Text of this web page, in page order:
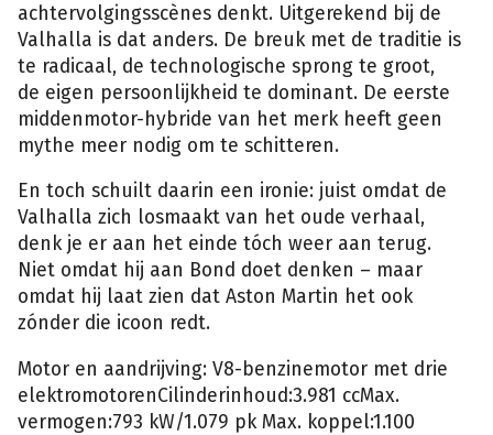
achtervolgingsscènes denkt. Uitgerekend bij de
Valhalla is dat anders. De breuk met de traditie is
te radicaal, de technologische sprong te groot,
de eigen persoonlijkheid te dominant. De eerste
middenmotor-hybride van het merk heeft geen
mythe meer nodig om te schitteren.
En toch schuilt daarin een ironie: juist omdat de
Valhalla zich losmaakt van het oude verhaal,
denk je er aan het einde tóch weer aan terug.
Niet omdat hij aan Bond doet denken – maar
omdat hij laat zien dat Aston Martin het ook
zónder die icoon redt.
Motor en aandrijving: V8-benzinemotor met drie
elektromotorenCilinderinhoud:3.981 ccMax.
vermogen:793 kW/1.079 pk Max. koppel:1.100